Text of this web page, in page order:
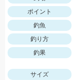
ポイント
釣魚
釣り方
釣果
サイズ